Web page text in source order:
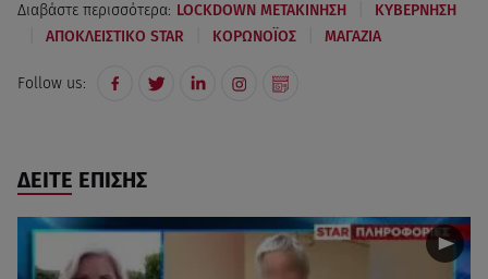
Διαβάστε περισσότερα: LOCKDOWN ΜΕΤΑΚΙΝΗΣΗ ΚΥΒΕΡΝΗΣΗ
ΑΠΟΚΛΕΙΣΤΙΚΟ STAR ΚΟΡΩΝΟΪΟΣ ΜΑΓΑΖΙΑ
Follow us:
ΔΕΙΤΕ ΕΠΙΣΗΣ